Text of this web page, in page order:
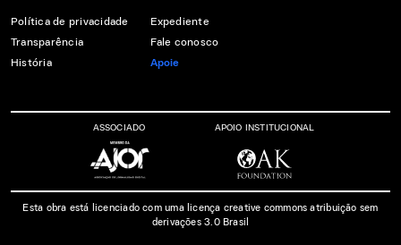
Política de privacidade
Transparência
História
Expediente
Fale conosco
Apoie
ASSOCIADO APOIO INSTITUCIONAL
Esta obra está licenciado com uma licença creative commons atribuição sem
derivações 3.0 Brasil